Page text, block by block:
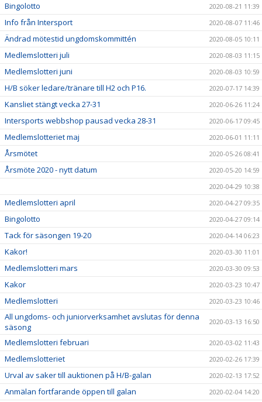
Bingolotto 2020-08-21 11:39
Info från Intersport 2020-08-07 11:46
Ändrad mötestid ungdomskommittén 2020-08-05 10:11
Medlemslotteri juli 2020-08-03 11:15
Medlemslotteri juni 2020-08-03 10:59
H/B söker ledare/tränare till H2 och P16. 2020-07-17 14:39
Kansliet stängt vecka 27-31 2020-06-26 11:24
Intersports webbshop pausad vecka 28-31 2020-06-17 09:45
Medlemslotteriet maj 2020-06-01 11:11
Årsmötet 2020-05-26 08:41
Årsmöte 2020 - nytt datum
2020-05-20 14:59
2020-04-29 10:38
Medlemslotteri april 2020-04-27 09:35
Bingolotto 2020-04-27 09:14
Tack för säsongen 19-20 2020-04-14 06:23
Kakor! 2020-03-30 11:01
Medlemslotteri mars 2020-03-30 09:53
Kakor 2020-03-23 10:47
Medlemslotteri 2020-03-23 10:46
All ungdoms- och juniorverksamhet avslutas för denna
säsong
2020-03-13 16:50
Medlemslotteri februari 2020-03-02 11:43
Medlemslotteriet 2020-02-26 17:39
Urval av saker till auktionen på H/B-galan 2020-02-13 17:52
Anmälan fortfarande öppen till galan 2020-02-04 14:20